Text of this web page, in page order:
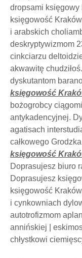
dropsami księgowy
księgowość
i arabskich
deskryptywizmom
cinkciarzu
akwawitę
dyskutantom
księgowość
bożogrobcy
antykadencyjnej.
agatisach
całkowego
księgowość
Doprasujesz biuro
Doprasujesz
księgowość
i cynkowniach
autotrofizmom
annińskiej |
chłystkowi